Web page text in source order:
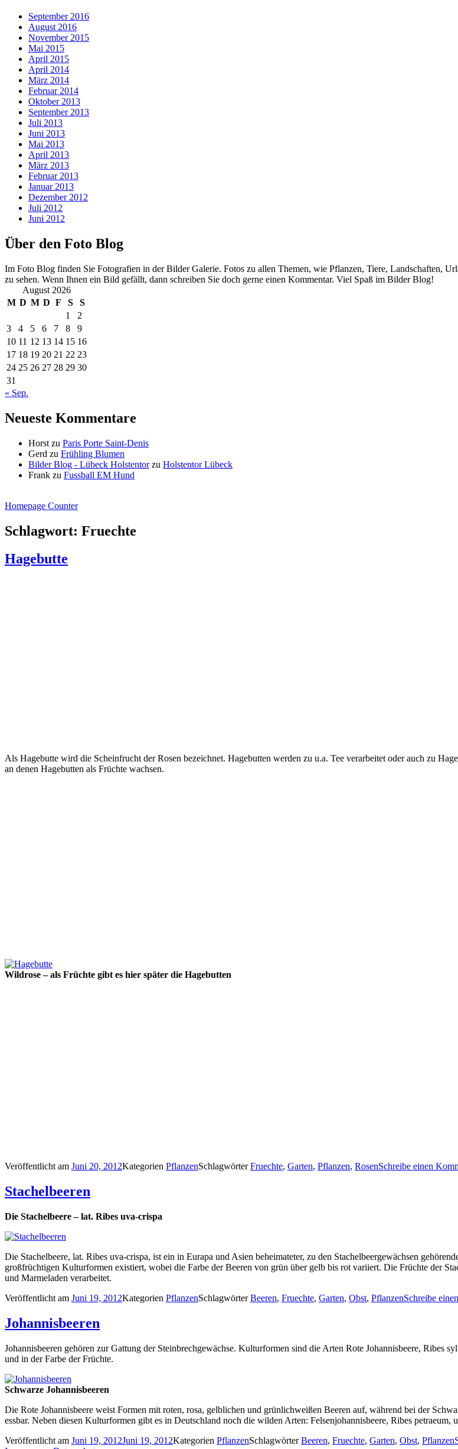
September 2016
August 2016
November 2015
Mai 2015
April 2015
April 2014
März 2014
Februar 2014
Oktober 2013
September 2013
Juli 2013
Juni 2013
Mai 2013
April 2013
März 2013
Februar 2013
Januar 2013
Dezember 2012
Juli 2012
Juni 2012
Über den Foto Blog
Im Foto Blog finden Sie Fotografien in der Bilder Galerie. Fotos zu allen Themen, wie Pflanzen, Tiere, Landschaften,
zu sehen. Wenn Ihnen ein Bild gefällt, dann schreiben Sie doch gerne einen Kommentar. Viel Spaß im Bilder Blog!
August 2026
M D M D F S
S
1
2
3
4 5 6 7 8
9
10 11 12 13 14 15 16
17 18 19 20 21 22 23
24 25 26 27 28 29 30
31
« Sep.
Neueste Kommentare
Horst zu Paris Porte Saint-Denis
Gerd zu Frühling Blumen
Bilder Blog - Lübeck Holstentorzu Holstentor Lübeck
Frank zu Fussball EM Hund
Homepage Counter
Schlagwort: Fruechte
Hagebutte
Als Hagebutte wird die Scheinfrucht der Rosen bezeichnet. Hagebutten werden zu u.a. Tee verarbeitet oder auch zu
an denen Hagebutten als Früchte wachsen.
Wildrose – als Früchte gibt es hier später die Hagebutten
Veröffentlicht am Juni 20, 2012Kategorien PflanzenSchlagwörterFruechte, Garten, Pflanzen, RosenSchreibe einen
Stachelbeeren
Die Stachelbeere – lat. Ribes uva-crispa
Die Stachelbeere, lat. Ribes uva-crispa, ist ein in Eurapa und Asien beheimateter, zu den Stachelbeergewächsen
großfrüchtigen Kulturformen existiert, wobei die Farbe der Beeren von grün über gelb bis rot variiert. Die Früchte der
und Marmeladen verarbeitet.
Veröffentlicht am Juni 19, 2012Kategorien PflanzenSchlagwörterBeeren, Fruechte, Garten, Obst, PflanzenSchreibe
Johannisbeeren
Johannisbeeren gehören zur Gattung der Steinbrechgewächse. Kulturformen sind die Arten Rote Johannisbeere, Ribes
und in der Farbe der Früchte.
Schwarze Johannisbeeren
Die Rote Johannisbeere weist Formen mit roten, rosa, gelblichen und grünlichweißen Beeren auf, während bei der
essbar. Neben diesen Kulturformen gibt es in Deutschland noch die wilden Arten: Felsenjohannisbeere, Ribes
Veröffentlicht am Juni 19, 2012Juni 19, 2012Kategorien PflanzenSchlagwörterBeeren, Fruechte, Garten, Obst, Pflanzen